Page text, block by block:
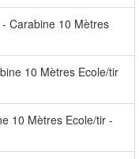
Carabine 10 Mètres
10 Mètres Ecole/tir
10 Mètres Ecole/tir -